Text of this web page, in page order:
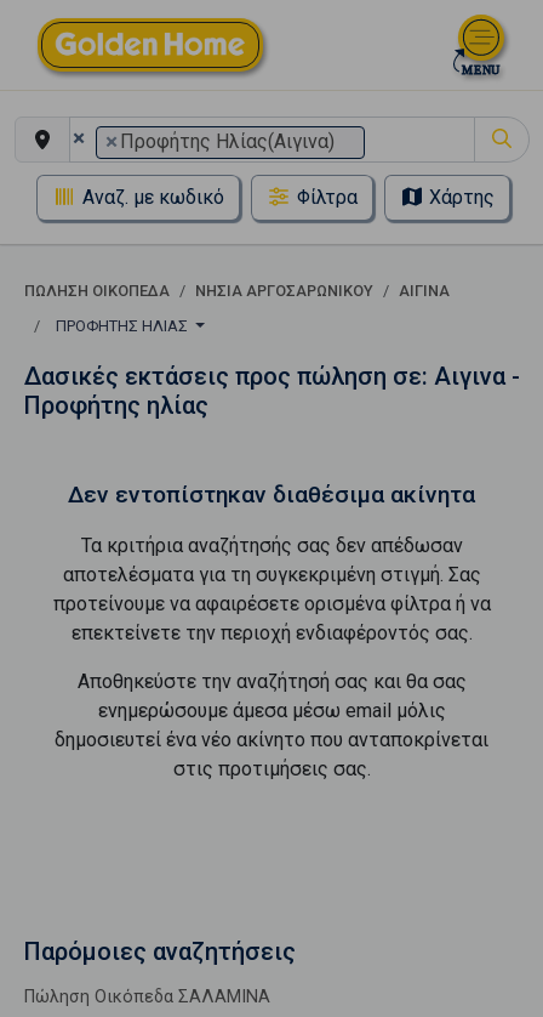
× × Προφήτης Ηλίας(Αιγινα)
Αναζ. με κωδικό Φίλτρα Χάρτης
ΠΏΛΗΣΗ ΟΙΚΌΠΕΔΑ ΝΗΣΙΑ ΑΡΓΟΣΑΡΩΝΙΚΟΥ
ΑΙΓΙΝΑ
ΠΡΟΦΉΤΗΣ ΗΛΊΑΣ
Δασικές εκτάσεις προς πώληση σε: Αιγινα -
Προφήτης ηλίας
Δεν εντοπίστηκαν διαθέσιμα ακίνητα
Τα κριτήρια αναζήτησής σας δεν απέδωσαν
αποτελέσματα για τη συγκεκριμένη στιγμή. Σας
προτείνουμε να αφαιρέσετε ορισμένα φίλτρα ή να
επεκτείνετε την περιοχή ενδιαφέροντός σας.
Αποθηκεύστε την αναζήτησή σας και θα σας
ενημερώσουμε άμεσα μέσω email μόλις
δημοσιευτεί ένα νέο ακίνητο που ανταποκρίνεται
στις προτιμήσεις σας.
Παρόμοιες αναζητήσεις
Πώληση Οικόπεδα ΣΑΛΑΜΙΝΑ